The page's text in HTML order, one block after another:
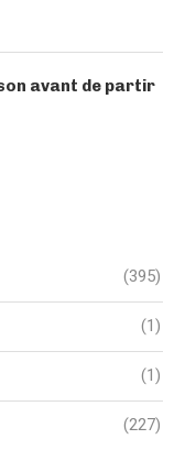
avant de partir
(395)
(1)
(1)
(227)